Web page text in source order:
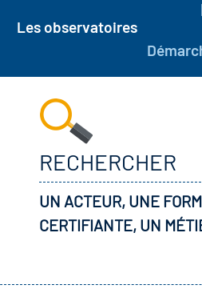
Les observatoires
RECHERCHER
UN ACTEUR, UNE
CERTIFIANTE, UN